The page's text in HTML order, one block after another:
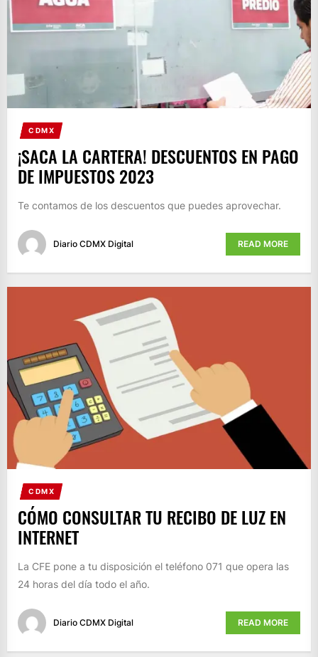
CDMX
¡SACA LA CARTERA! DESCUENTOS EN PAGO
DE IMPUESTOS 2023
Te contamos de los descuentos que puedes aprovechar.
Diario CDMX Digital READ MORE
CDMX
CÓMO CONSULTAR TU RECIBO DE LUZ EN
INTERNET
La CFE pone a tu disposición el teléfono 071 que opera las
24 horas del día todo el año.
Diario CDMX Digital READ MORE